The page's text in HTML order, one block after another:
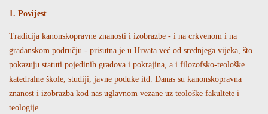
1. Povijest
Tradicija kanonskopravne znanosti i izobrazbe - i na crkvenom i na
građanskom području - prisutna je u Hrvata već od srednjega vijeka, što
pokazuju statuti pojedinih gradova i pokrajina, a i filozofsko-teološke
katedralne škole, studiji, javne poduke itd. Danas su kanonskopravna
znanost i izobrazba kod nas uglavnom vezane uz teološke fakultete i
teologije.